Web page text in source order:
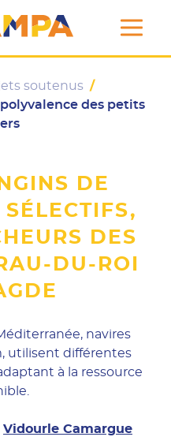
soutenus /
des petits
DE
DES
DU-ROI
navires
utilisent différentes
à la ressource
Vidourle Camargue